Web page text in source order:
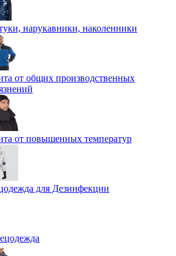
нарукавники, наколенники
от общих производственных
от повышенных температур
для Дезинфекции